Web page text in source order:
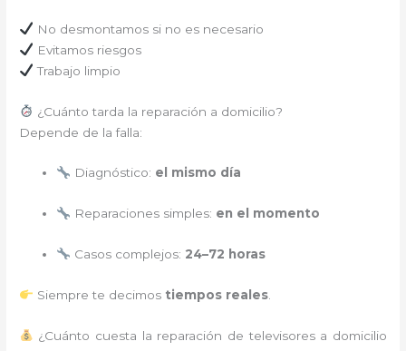
No desmontamos si no es necesario
Evitamos riesgos
Trabajo limpio
¿Cuánto tarda la reparación a domicilio?
Depende de la falla:
Diagnóstico: el mismo día
Reparaciones simples: en el momento
Casos complejos: 24–72 horas
Siempre te decimos tiempos reales.
¿Cuánto cuesta la reparación de televisores a domicilio